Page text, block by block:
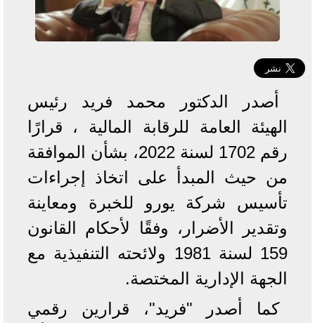
أصدر الدكتور محمد فريد رئيس
الهيئة العامة للرقابة المالية ، قرارًا
رقم 1702 لسنة 2022، بشأن الموافقة
من حيث المبدأ على اتخاذ إجراءات
تأسيس شركة يورو للخبرة ومعاينة
وتقدير الأضرار، وفقًا لأحكام القانون
159 لسنة 1981 ولائحته التنفيذية مع
الجهة الإدارية المختصة.
كما أصدر "فريد"، قرارين رقمي